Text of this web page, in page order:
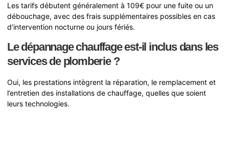
Les tarifs débutent généralement à 109€ pour une fuite ou un
débouchage, avec des frais supplémentaires possibles en cas
d’intervention nocturne ou jours fériés.
Le dépannage chauffage est-il inclus dans les
services de plomberie ?
Oui, les prestations intègrent la réparation, le remplacement et
l’entretien des installations de chauffage, quelles que soient
leurs technologies.